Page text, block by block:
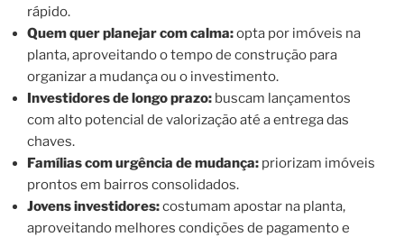
rápido.
Quem quer planejar com calma:opta por imóveis na
planta, aproveitando o tempo de construção para
organizar a mudança ou o investimento.
Investidores de longo prazo: buscam lançamentos
com alto potencial de valorização até a entrega das
chaves.
Famílias com urgência de mudança: priorizam imóveis
prontos em bairros consolidados.
Jovens investidores:costumam apostar na planta,
aproveitando melhores condições de pagamento e